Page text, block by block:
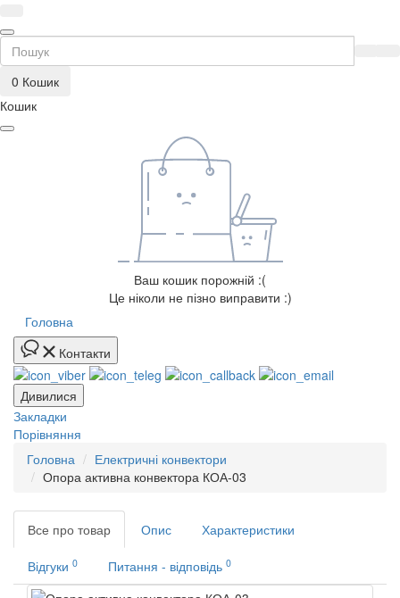
0 Кошик
Кошик
Ваш кошик порожній :(
Це ніколи не пізно виправити :)
Головна
Контакти
Дивилися
Закладки
Порівняння
Головна
Електричні конвектори
Опора активна конвектора КОА-03
Все про товар Опис Характеристики
Відгуки 0 Питання - відповідь 0